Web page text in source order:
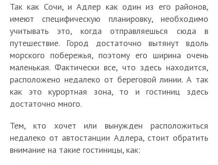
Так как Сочи, и Адлер как один из его районов,
имеют специфическую планировку, необходимо
учитывать это, когда отправляешься сюда в
путешествие. Город достаточно вытянут вдоль
морского побережья, поэтому его ширина очень
маленькая. Фактически все, что здесь находится,
расположено недалеко от береговой линии. А так
как это курортная зона, то и гостиниц здесь
достаточно много.
Тем, кто хочет или вынужден расположиться
недалеко от автостанции Адлера, стоит обратить
внимание на такие гостиницы, как: